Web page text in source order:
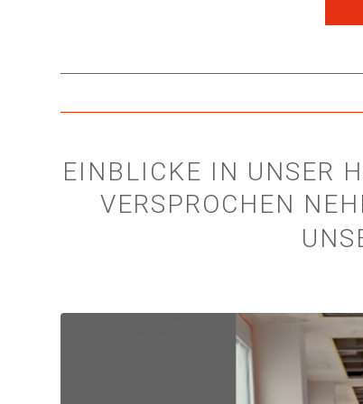
EINBLICKE IN UNSER
VERSPROCHEN